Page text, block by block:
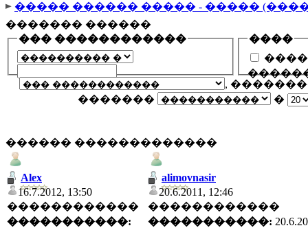
����� ������ ����� - �����
������� ������
��� ������������
����
,
�������
�
������ �������������
Alex
16.7.2012, 13:50
������������
�����������:
alimovnasir
20.6.2011, 12:46
������������
�����������: